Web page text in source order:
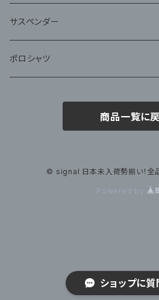
ショップに質
サスペンダー
ポロシャツ
商品一覧に
© signal 日本未入荷勢揃い！
Powered by